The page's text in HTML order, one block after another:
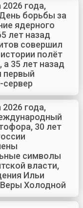
2026 года,
борьбы за
ядерного
лет назад
совершил
полёт
а 35 лет назад
первый
сервер
2026 года,
30 лет
символы
власти,
Ильи
Холодной